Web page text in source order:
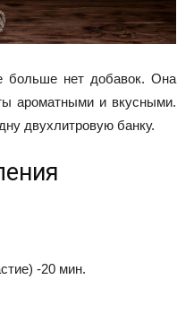
больше нет добавок. Она
ароматными и вкусными.
двухлитровую банку.
-20 мин.